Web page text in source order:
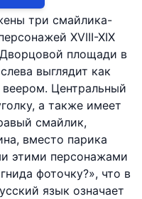
три смайлика-
XVIII-XIX
площади в
выглядит как
Центральный
а также имеет
смайлик,
вместо парика
этими персонажами
фоточку?», что в
язык означает